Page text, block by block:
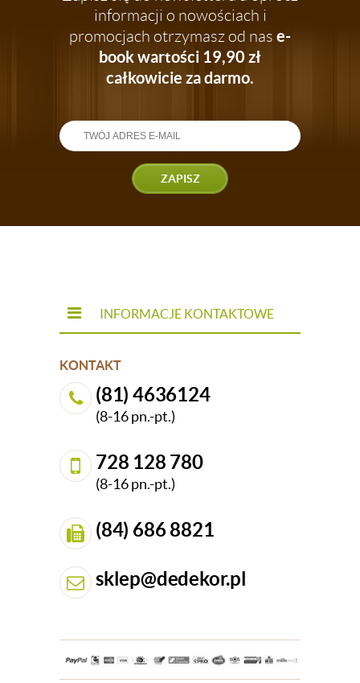
informacji o nowościach i
promocjach otrzymasz od nas e-
book wartości 19,90 zł
całkowicie za darmo.
ZAPISZ
INFORMACJE KONTAKTOWE
KONTAKT
(81) 4636124
(8-16 pn.-pt.)
728 128 780
(8-16 pn.-pt.)
(84) 686 8821
sklep@dedekor.pl